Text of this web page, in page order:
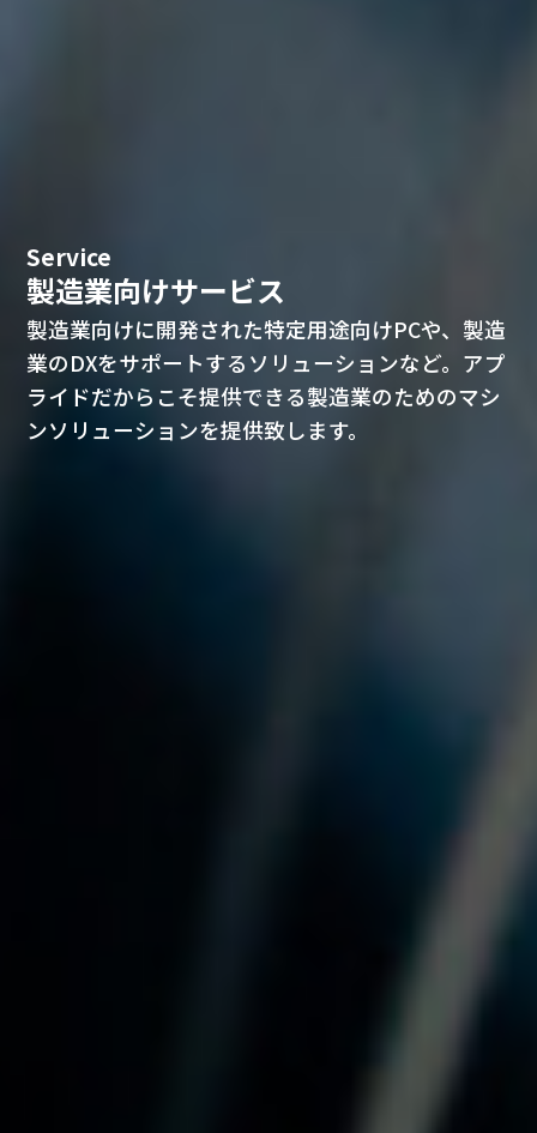
Service
製造業向けサービス
製造業向けに開発された特定用途向けPCや、製造
業のDXをサポートするソリューションなど。アプ
ライドだからこそ提供できる製造業のためのマシ
ンソリューションを提供致します。